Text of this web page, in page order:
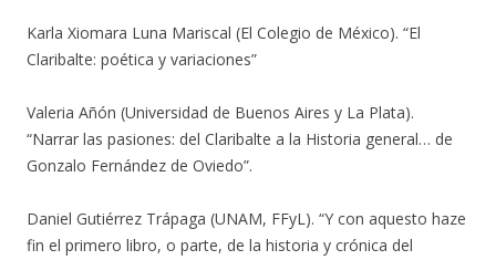
Karla Xiomara Luna Mariscal (El Colegio de México). “El
Claribalte: poética y variaciones”
Valeria Añón (Universidad de Buenos Aires y La Plata).
“Narrar las pasiones: del Claribalte a la Historia general… de
Gonzalo Fernández de Oviedo”.
Daniel Gutiérrez Trápaga (UNAM, FFyL). “Y con aquesto haze
fin el primero libro, o parte, de la historia y crónica del